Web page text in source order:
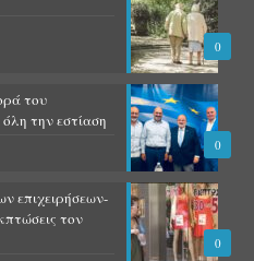
0
0
του
την εστίαση
0
επιχειρήσεων-
τον